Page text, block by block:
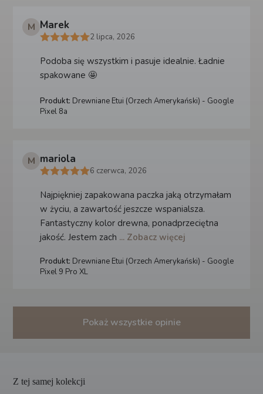
M Marek
2 lipca, 2026
Podoba się wszystkim i pasuje idealnie. Ładnie
spakowane 🤩
Produkt: Drewniane Etui (Orzech Amerykański) - Google
Pixel 8a
M mariola
6 czerwca, 2026
Najpiękniej zapakowana paczka jaką otrzymałam
w życiu, a zawartość jeszcze wspanialsza.
Fantastyczny kolor drewna, ponadprzeciętna
jakość. Jestem zach ... Zobacz więcej
Produkt: Drewniane Etui (Orzech Amerykański) - Google
Pixel 9 Pro XL
Pokaż wszystkie opinie
Z tej samej kolekcji